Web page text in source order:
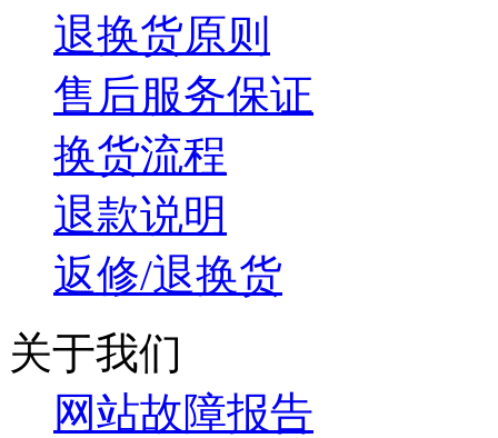
退换货原则
售后服务保证
换货流程
退款说明
返修/退换货
关于我们
网站故障报告